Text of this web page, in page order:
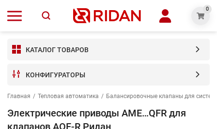
0
КАТАЛОГ ТОВАРОВ
КОНФИГУРАТОРЫ
Главная / Тепловая автоматика / Балансировочные клапаны для
Электрические приводы AME…QFR для
клапанов AQF-R Ридан